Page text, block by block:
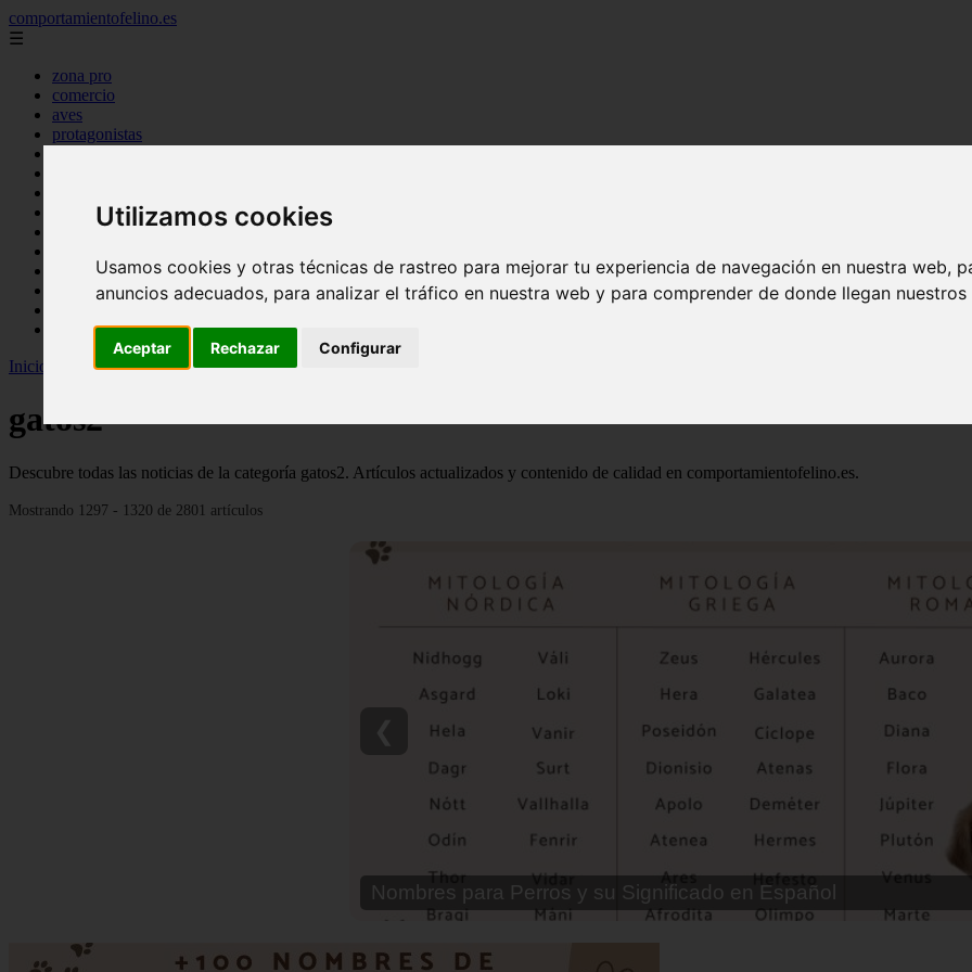
Utilizamos cookies
Usamos cookies y otras técnicas de rastreo para mejorar tu experiencia de navegación en nuestra web,
anuncios adecuados, para analizar el tráfico en nuestra web y para comprender de donde llegan
Aceptar Rechazar Configurar
comportamientofelino.es
☰
zona pro
comercio
aves
protagonistas
articulos
canal tv
novedades
tablon de anuncios
zona pro
Inicio
gatos2>Página 55
gatos2
Descubre todas las noticias de la categoría gatos2. Artículos actualizados y contenido de calidad en comportamientofelino.es.
Mostrando 1297 - 1320 de 2801 artículos
Nombres para Perros Machos con Manchas Negras